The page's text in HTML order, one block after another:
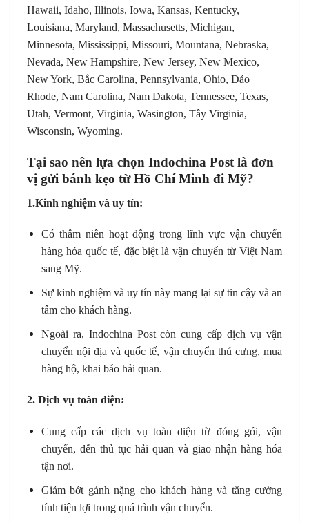
Hawaii, Idaho, Illinois, Iowa, Kansas, Kentucky,
Louisiana, Maryland, Massachusetts, Michigan,
Minnesota, Mississippi, Missouri, Mountana, Nebraska,
Nevada, New Hampshire, New Jersey, New Mexico,
New York, Bắc Carolina, Pennsylvania, Ohio, Đảo
Rhode, Nam Carolina, Nam Dakota, Tennessee, Texas,
Utah, Vermont, Virginia, Wasington, Tây Virginia,
Wisconsin, Wyoming.
Tại sao nên lựa chọn Indochina Post là đơn
vị gửi bánh kẹo từ Hồ Chí Minh đi Mỹ?
1.Kinh nghiệm và uy tín:
Có thâm niên hoạt động trong lĩnh vực vận chuyển
hàng hóa quốc tế, đặc biệt là vận chuyển từ Việt Nam
sang Mỹ.
Sự kinh nghiệm và uy tín này mang lại sự tin cậy và an
tâm cho khách hàng.
Ngoài ra, Indochina Post còn cung cấp dịch vụ vận
chuyển nội địa và quốc tế, vận chuyển thú cưng, mua
hàng hộ, khai báo hải quan.
2. Dịch vụ toàn diện:
Cung cấp các dịch vụ toàn diện từ đóng gói, vận
chuyển, đến thủ tục hải quan và giao nhận hàng hóa
tận nơi.
Giảm bớt gánh nặng cho khách hàng và tăng cường
tính tiện lợi trong quá trình vận chuyển.